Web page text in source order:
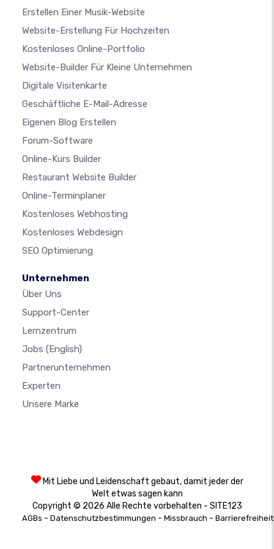
Erstellen Einer Musik-Website
Website-Erstellung Für Hochzeiten
Kostenloses Online-Portfolio
Website-Builder Für Kleine Unternehmen
Digitale Visitenkarte
Geschäftliche E-Mail-Adresse
Eigenen Blog Erstellen
Forum-Software
Online-Kurs Builder
Restaurant Website Builder
Online-Terminplaner
Kostenloses Webhosting
Kostenloses Webdesign
SEO Optimierung
Unternehmen
Über Uns
Support-Center
Lernzentrum
Jobs (English)
Partnerunternehmen
Experten
Unsere Marke
Mit Liebe und Leidenschaft gebaut, damit jeder der
Welt etwas sagen kann
Copyright © 2026 Alle Rechte vorbehalten - SITE123
AGBs - Datenschutzbestimmungen - Missbrauch - Barrierefreiheit